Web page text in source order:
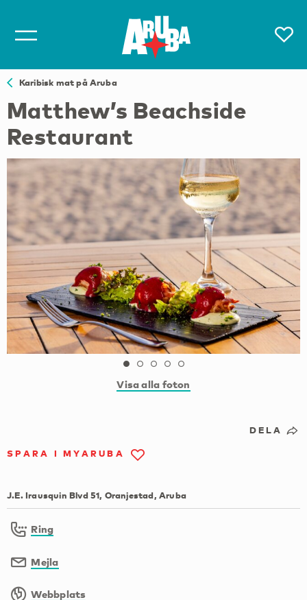
Karibisk mat på Aruba
Matthew’s Beachside
Restaurant
Visa alla foton
DELA
SPARA I MYARUBA
J.E. Irausquin Blvd 51, Oranjestad, Aruba
Ring
Mejla
Webbplats